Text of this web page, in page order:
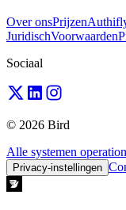
Over onsPrijzen
JuridischVoorwaarden
Sociaal
© 2026 Bird
Alle systemen
Privacy-instellingen